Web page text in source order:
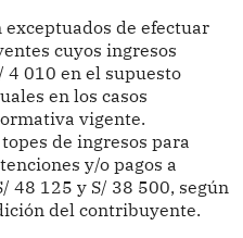
de efectuar
cuyos ingresos
4 010 en el supuesto
en los casos
vigente.
de ingresos para
y/o pagos a
48 125 y S/ 38 500, según
del contribuyente.